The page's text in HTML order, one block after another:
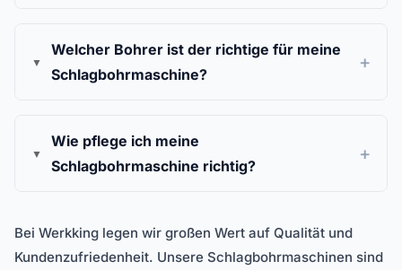
Welcher Bohrer ist der richtige für meine
Schlagbohrmaschine?
Wie pflege ich meine
Schlagbohrmaschine richtig?
Bei Werkking legen wir großen Wert auf Qualität und
Kundenzufriedenheit. Unsere Schlagbohrmaschinen sind